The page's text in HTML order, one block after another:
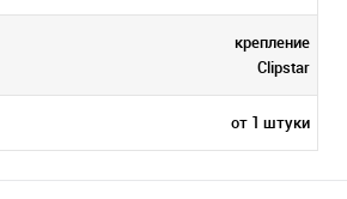
крепление
Clipstar
от 1 штуки